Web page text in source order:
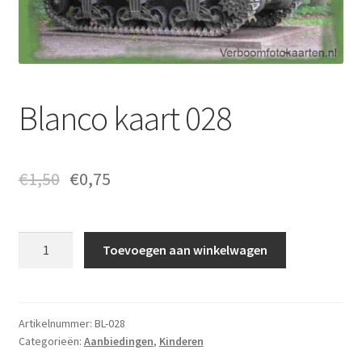
Blanco kaart 028
€1,50 €0,75
Toevoegen aan winkelwagen
Artikelnummer: BL-028
Categorieën: Aanbiedingen, Kinderen